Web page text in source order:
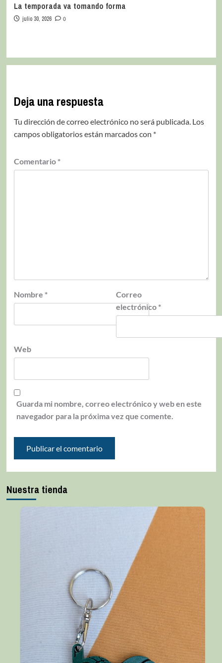
La temporada va tomando forma
julio 30, 2026 0
Deja una respuesta
Tu dirección de correo electrónico no será publicada. Los
campos obligatorios están marcados con *
Comentario *
Nombre *
Correo
electrónico *
Web
Guarda mi nombre, correo electrónico y web en este
navegador para la próxima vez que comente.
Nuestra tienda